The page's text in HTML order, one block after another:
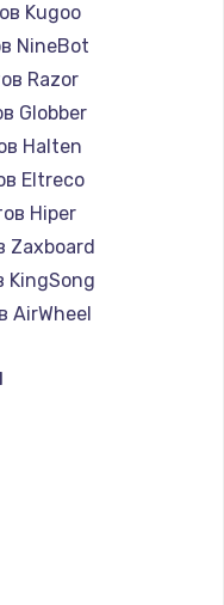
Kugoo
NineBot
Razor
Globber
Halten
Eltreco
Hiper
Zaxboard
KingSong
AirWheel
Hunter
Shorner
Joyor
Bork
Segway
KIRIN